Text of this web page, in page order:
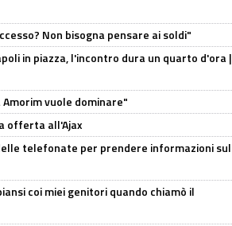
Non bisogna pensare ai soldi"
in piazza, l'incontro dura un quarto d'ora |
vuole dominare"
offerta all'Ajax
telefonate per prendere informazioni sul
coi miei genitori quando chiamò il